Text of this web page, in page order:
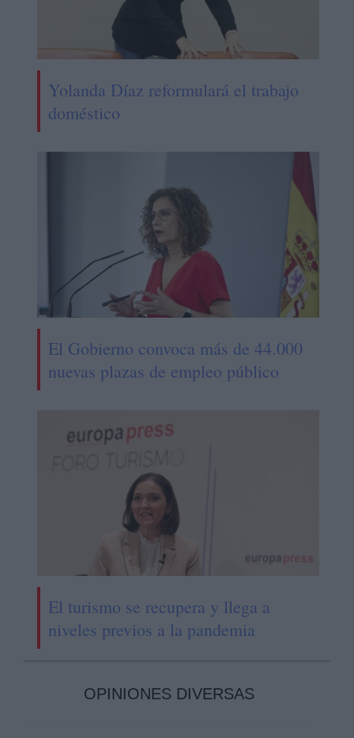
Yolanda Díaz reformulará el trabajo
doméstico
El Gobierno convoca más de 44.000
nuevas plazas de empleo público
El turismo se recupera y llega a
niveles previos a la pandemia
OPINIONES DIVERSAS